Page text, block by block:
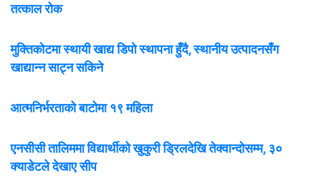
तत्काल रोक
मुक्तिकोटमा स्थायी खाद्य डिपो स्थापना हुँदै, स्थानीय उत्पादनसँग
खाद्यान्न साट्न सकिने
आत्मनिर्भरताको बाटोमा १९ महिला
एनसीसी तालिममा विद्यार्थीको खुकुरी ड्रिलदेखि तेक्वान्दोसम्म, ३०
क्याडेटले देखाए सीप